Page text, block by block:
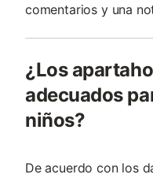
comentarios y una
¿Los
adecuados
niños?
De acuerdo con los